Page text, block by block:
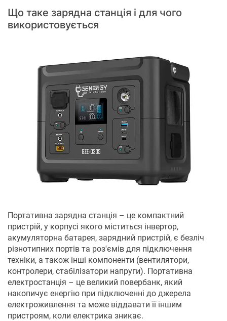
Що таке зарядна станція і для чого
використовується
Портативна зарядна станція – це компактний
пристрій, у корпусі якого міститься інвертор,
акумуляторна батарея, зарядний пристрій, є безліч
різнотипних портів та роз'ємів для підключення
техніки, а також інші компоненти (вентилятори,
контролери, стабілізатори напруги). Портативна
електростанція – це великий повербанк, який
накопичує енергію при підключенні до джерела
електроживлення та може віддавати її іншим
пристроям, коли електрика зникає.